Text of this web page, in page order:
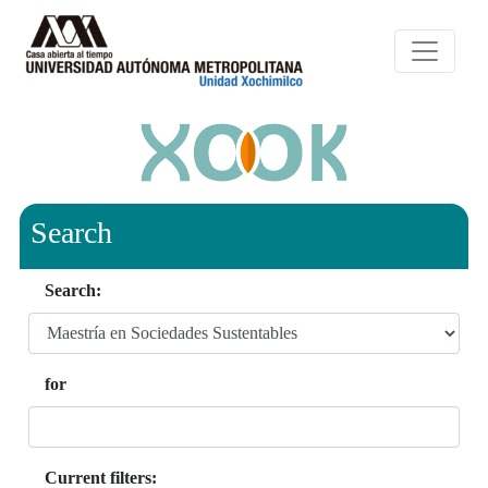
Search
Search:
for
Current filters: